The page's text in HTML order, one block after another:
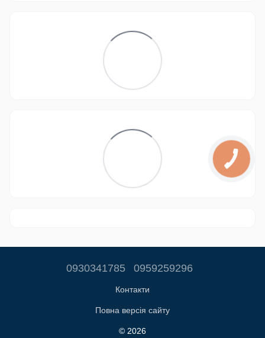
0930341785 0959259296
Контакти
Повна версія сайту
© 2026